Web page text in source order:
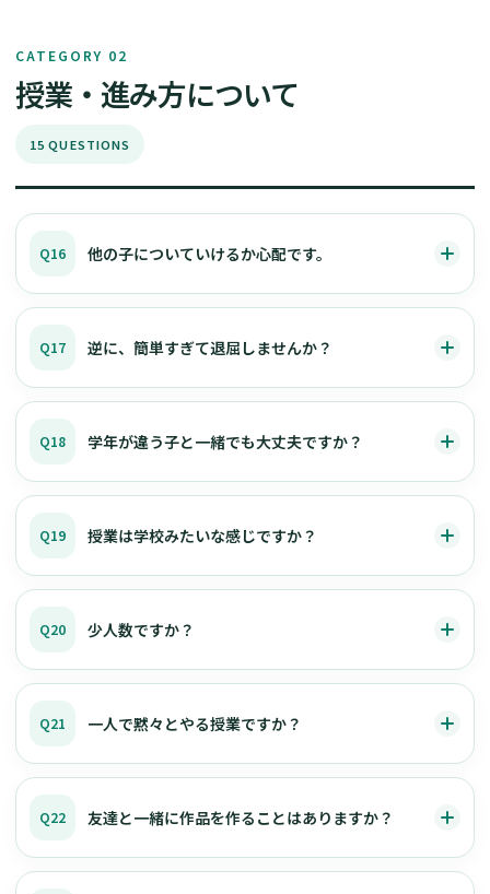
CATEGORY 02
授業・進み方について
15 QUESTIONS
Q16 他の子についていけるか心配です。
Q17 逆に、簡単すぎて退屈しませんか？
Q18 学年が違う子と一緒でも大丈夫ですか？
Q19 授業は学校みたいな感じですか？
Q20 少人数ですか？
Q21 一人で黙々とやる授業ですか？
Q22 友達と一緒に作品を作ることはありますか？